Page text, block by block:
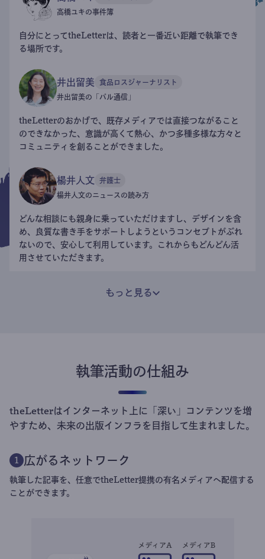
高橋ユキの事件簿
自分にとってtheLetterは、読者と一番近い距離で執筆でき
る場所です。
井出留美 食品ロスジャーナリスト
井出留美の「パル通信」
theLetterのおかげで、既存メディアでは直接つながること
のできなかった、意識が高くて熱心、かつ多種多様な方々と
コミュニティを創ることができました。
楊井人文 弁護士
楊井人文のニュースの読み方
どんな相談にも親身に乗っていただけますし、デザインを含
め、良質な書き手をサポートしようというコンセプトがぶれ
ないので、安心して利用しています。これからもどんどん活
用させていただきます。
もっと見る
執筆活動の仕組み
theLetterはインターネット上に「深い」コンテンツを増
やすため、未来の出版インフラを目指して生まれました。
1 広がるネットワーク
執筆した記事を、任意でtheLetter提携の有名メディアへ配信する
ことができます。